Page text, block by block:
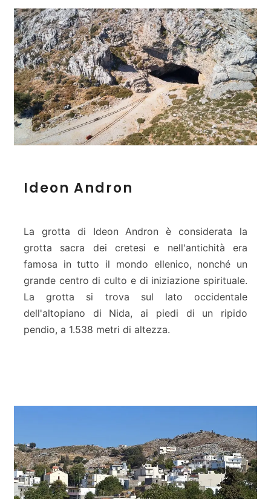
a
M
a
l
i
a
n
n
d
r
o
n
Ideon Andron
La grotta di Ideon Andron è considerata la
grotta sacra dei cretesi e nell'antichità era
famosa in tutto il mondo ellenico, nonché un
grande centro di culto e di iniziazione spirituale.
La grotta si trova sul lato occidentale
dell'altopiano di Nida, ai piedi di un ripido
pendio, a 1.538 metri di altezza.